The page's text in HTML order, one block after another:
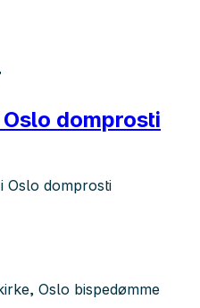
domprosti
Oslo domprosti
Oslo bispedømme